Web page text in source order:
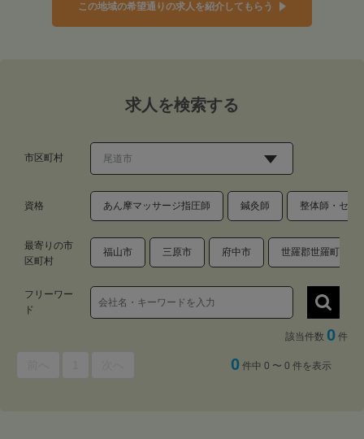
この地域の希望通りの求人を紹介してもらう
求人を検索する
市区町村
資格 あん摩マッサージ指圧師 鍼灸師 整体師・セラ
最寄りの市
区町村
福山市 三原市 府中市 世羅郡世羅町
フリーワー
ド
該当件数 0 件
0 件中 0 〜 0 件を表示